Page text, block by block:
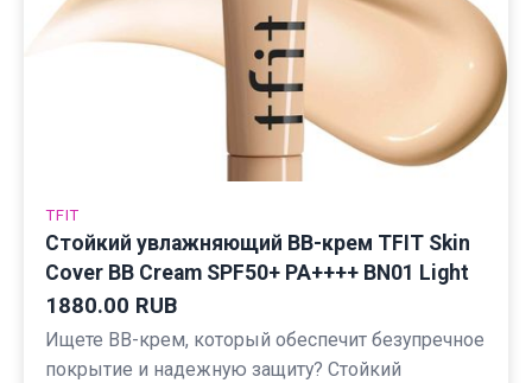
TFIT
Стойкий увлажняющий BB-крем TFIT Skin
Cover BB Cream SPF50+ PA++++ BN01 Light
1880.00 RUB
Ищете BB-крем, который обеспечит безупречное
покрытие и надежную защиту? Стойкий